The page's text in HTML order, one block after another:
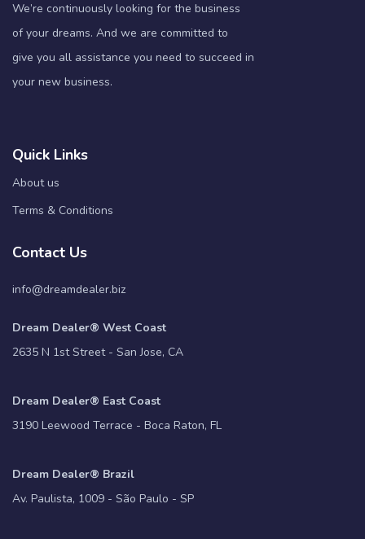
We’re continuously looking for the business
of your dreams. And we are committed to
give you all assistance you need to succeed in
your new business.
Quick Links
About us
Terms & Conditions
Contact Us
info@dreamdealer.biz
Dream Dealer® West Coast
2635 N 1st Street - San Jose, CA
Dream Dealer® East Coast
3190 Leewood Terrace - Boca Raton, FL
Dream Dealer® Brazil
Av. Paulista, 1009 - São Paulo - SP